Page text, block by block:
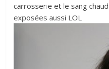
carrosserie et le sang
exposées aussi LOL